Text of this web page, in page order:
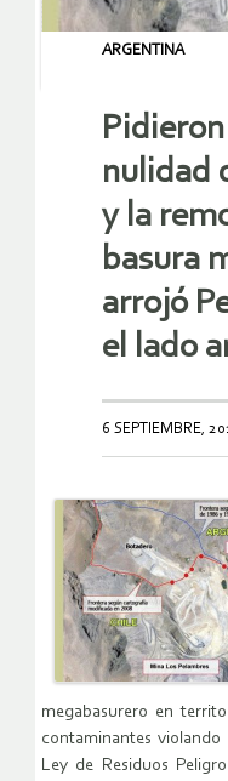
ARGENTINA
nulidad
y la
basura
arrojó
el lado
6 SEPTIEMBRE,
megabasurero en
contaminantes
Ley de Residuos